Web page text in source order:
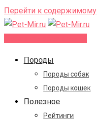
Перейти к содержимому
Породы
Породы собак
Породы кошек
Полезное
Рейтинги